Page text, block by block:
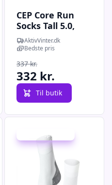
CEP Core Run
Socks Tall 5.0,
løbestrømper,
herre, grå
AktivVinter.dk
Bedste pris
337 kr.
332 kr.
Til butik
Udsalg - spar 20 %